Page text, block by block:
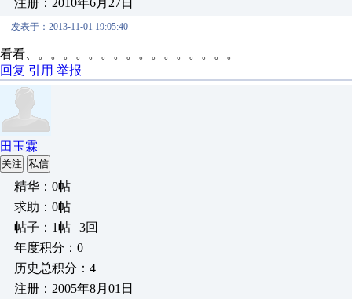
注册：2010年6月27日
发表于：2013-11-01 19:05:40
看看、。。。。。。。。。。。。。。。。
回复 引用 举报
田玉霖
关注 私信
精华：0帖
求助：0帖
帖子：1帖 | 3回
年度积分：0
历史总积分：4
注册：2005年8月01日